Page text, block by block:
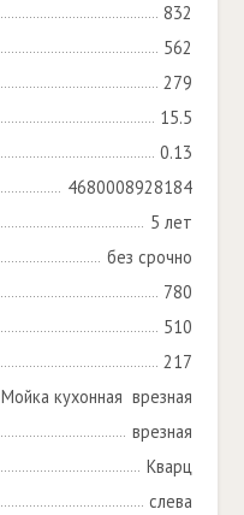
832
562
279
15.5
0.13
4680008928184
5 лет
без срочно
780
510
217
Мойка кухонная  врезная
врезная
Кварц
слева